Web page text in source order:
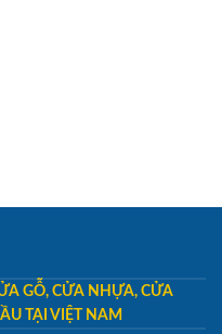
GỖ, CỬA NHỰA, CỬA
TẠI VIỆT NAM